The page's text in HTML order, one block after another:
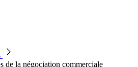
de la négociation commerciale